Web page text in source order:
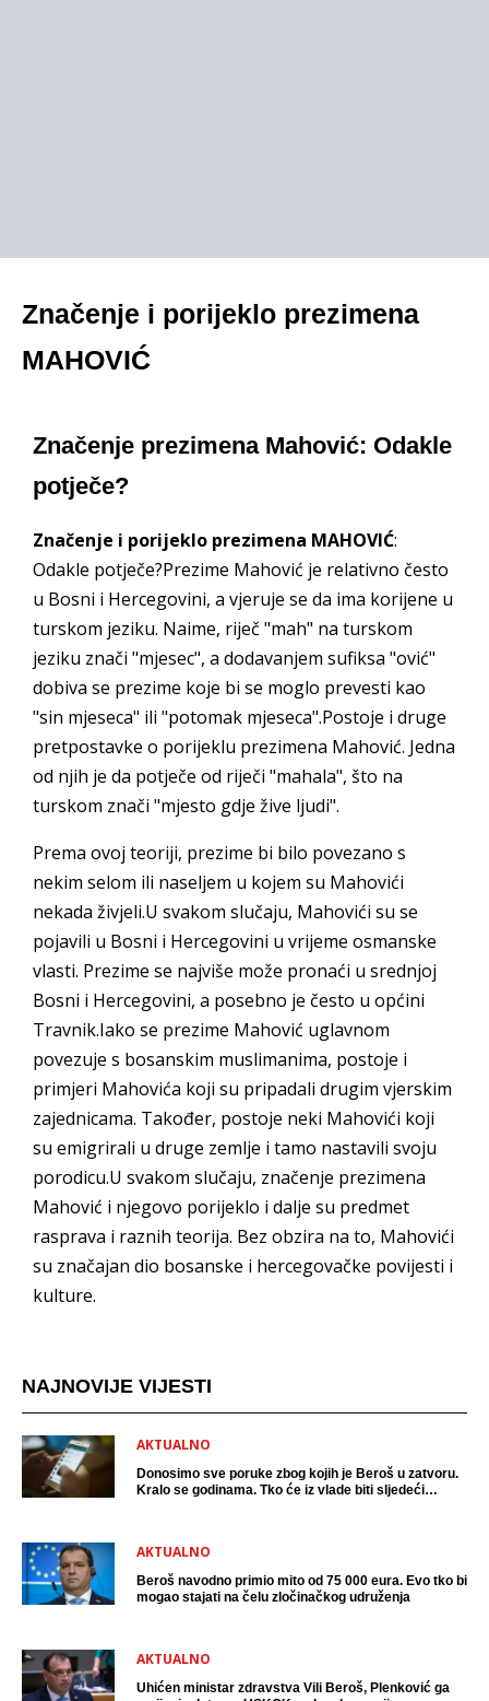
Značenje i porijeklo prezimena
MAHOVIĆ
Značenje prezimena Mahović: Odakle
potječe?
Značenje i porijeklo prezimena MAHOVIĆ:
Odakle potječe?Prezime Mahović je relativno često
u Bosni i Hercegovini, a vjeruje se da ima korijene u
turskom jeziku. Naime, riječ "mah" na turskom
jeziku znači "mjesec", a dodavanjem sufiksa "ović"
dobiva se prezime koje bi se moglo prevesti kao
"sin mjeseca" ili "potomak mjeseca".Postoje i druge
pretpostavke o porijeklu prezimena Mahović. Jedna
od njih je da potječe od riječi "mahala", što na
turskom znači "mjesto gdje žive ljudi".
Prema ovoj teoriji, prezime bi bilo povezano s
nekim selom ili naseljem u kojem su Mahovići
nekada živjeli.U svakom slučaju, Mahovići su se
pojavili u Bosni i Hercegovini u vrijeme osmanske
vlasti. Prezime se najviše može pronaći u srednjoj
Bosni i Hercegovini, a posebno je često u općini
Travnik.Iako se prezime Mahović uglavnom
povezuje s bosanskim muslimanima, postoje i
primjeri Mahovića koji su pripadali drugim vjerskim
zajednicama. Također, postoje neki Mahovići koji
su emigrirali u druge zemlje i tamo nastavili svoju
porodicu.U svakom slučaju, značenje prezimena
Mahović i njegovo porijeklo i dalje su predmet
rasprava i raznih teorija. Bez obzira na to, Mahovići
su značajan dio bosanske i hercegovačke povijesti i
kulture.
NAJNOVIJE VIJESTI
AKTUALNO
Donosimo sve poruke zbog kojih je Beroš u zatvoru.
Kralo se godinama. Tko će iz vlade biti sljedeći
AKTUALNO
Beroš navodno primio mito od 75 000 eura. Evo tko bi
mogao stajati na čelu zločinačkog udruženja
AKTUALNO
Uhićen ministar zdravstva Vili Beroš, Plenković ga